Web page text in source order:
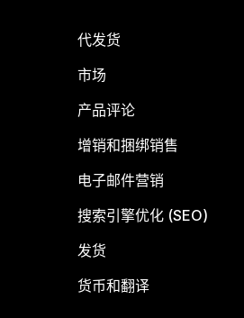
代发货
市场
产品评论
增销和捆绑销售
电子邮件营销
搜索引擎优化 (SEO)
发货
货币和翻译